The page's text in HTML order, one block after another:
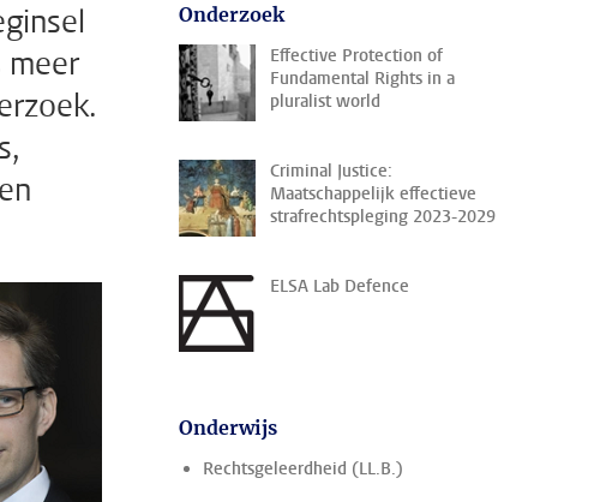
meer
Onderzoek
Effective Protection of
Fundamental Rights in a
pluralist world
Criminal Justice:
Maatschappelijk effectieve
strafrechtspleging 2023-2029
ELSA Lab Defence
Onderwijs
Rechtsgeleerdheid (LL.B.)